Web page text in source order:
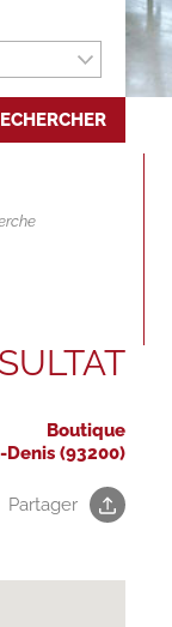
Boutique
Denis (93200)
Partager